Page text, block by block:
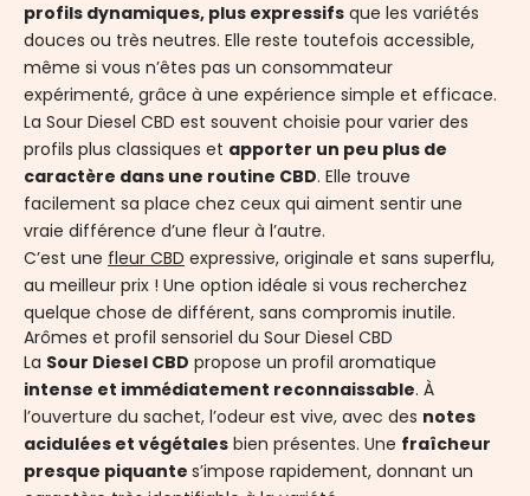
profils dynamiques, plus expressifs que les variétés
douces ou très neutres. Elle reste toutefois accessible,
même si vous n’êtes pas un consommateur
expérimenté, grâce à une expérience simple et efficace.
La Sour Diesel CBD est souvent choisie pour varier des
profils plus classiques et apporter un peu plus de
caractère dans une routine CBD. Elle trouve
facilement sa place chez ceux qui aiment sentir une
vraie différence d’une fleur à l’autre.
C’est une fleur CBD expressive, originale et sans superflu,
au meilleur prix ! Une option idéale si vous recherchez
quelque chose de différent, sans compromis inutile.
Arômes et profil sensoriel du Sour Diesel CBD
La Sour Diesel CBD propose un profil aromatique
intense et immédiatement reconnaissable. À
l’ouverture du sachet, l’odeur est vive, avec des notes
acidulées et végétales bien présentes. Une fraîcheur
presque piquante s’impose rapidement, donnant un